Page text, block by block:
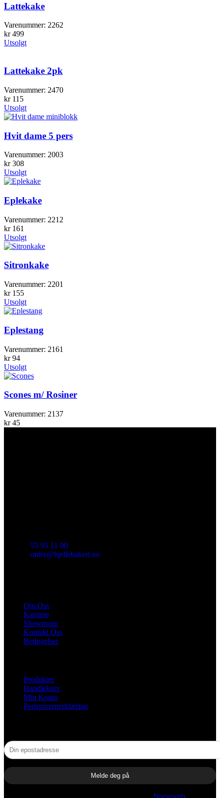
Lattekake
Varenummer: 2262
kr499
Utsolgt
Lattekake 2pk
Varenummer: 2470
kr115
Utsolgt
Hvit dame 5 pers
Varenummer: 2003
kr308
Utsolgt
Eplekake
Varenummer: 2212
kr161
Utsolgt
Sitronkake
Varenummer: 2201
kr155
Utsolgt
Eplestang
Varenummer: 2161
kr94
Utsolgt
Scones m/ Rosiner
Varenummer: 2137
kr45
55 95 11 00
ordre@hjellebakeri.no
Om Oss
Karriere
Showroom
Kontakt Oss
Betingelser
Produkter
Handlekurv
Min Konto
Personvernerklæring
Norseweb